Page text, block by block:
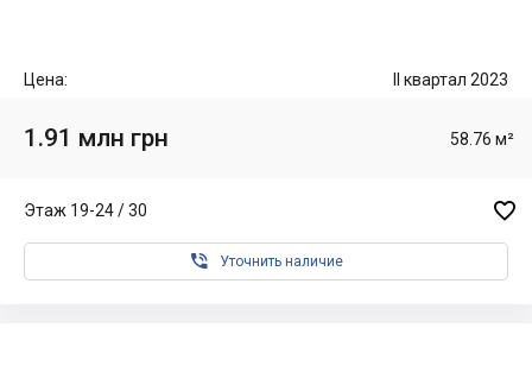
Цена: II квартал 2023
1.91 млн грн 58.76 м²
Этаж 19-24 / 30 
 Уточнить наличие